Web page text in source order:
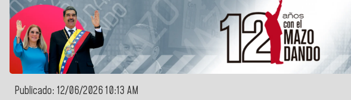
Publicado: 12/06/2026 10:13 AM